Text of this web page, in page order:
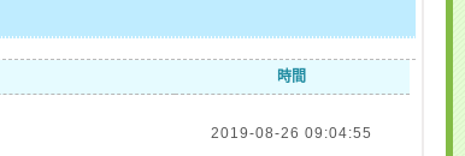
時間
2019-08-26 09:04:55